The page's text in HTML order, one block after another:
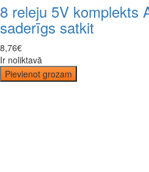
8 releju 5V komplekts
saderīgs satkit
8,76€
Ir noliktavā
Pievienot grozam